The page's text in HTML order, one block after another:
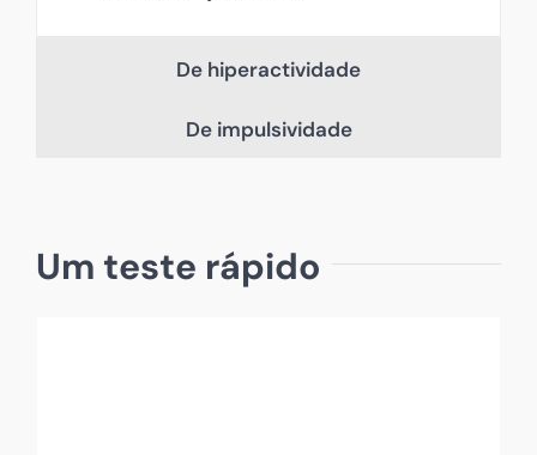
De hiperactividade
De impulsividade
Um teste rápido